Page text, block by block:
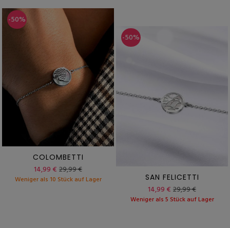
-50%
COLOMBETTI
14,99 € 29,99 €
Weniger als 10 Stück auf Lager
-50%
SAN FELICETTI
14,99 € 29,99 €
Weniger als 5 Stück auf Lager